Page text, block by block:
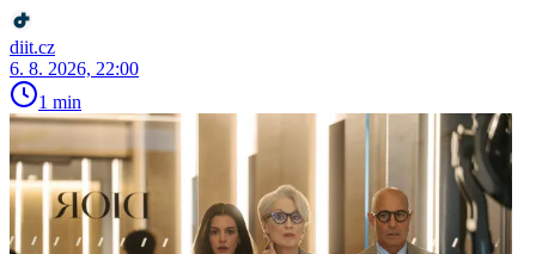
diit.cz
6. 8. 2026, 22:00
1 min